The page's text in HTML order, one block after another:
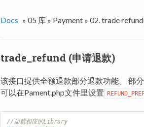
Docs » 05 库 » Payment » 02. trade
trade_refund (申请退款)
该接口提供全额退款部分退款功能。 部
可以在Pament.php文件里设置
//加载相应的Library